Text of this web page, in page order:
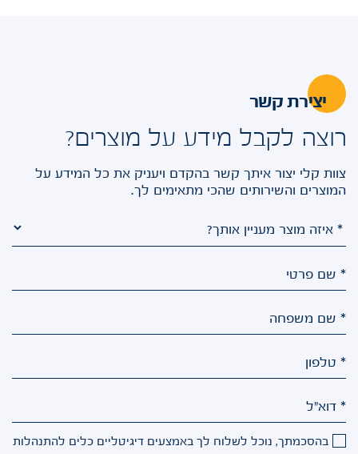
יצירת קשר
רוצה לקבל מידע על מוצרים?
צוות קלי יצור איתך קשר בהקדם ויעניק את כל המידע על
המוצרים והשירותים שהכי מתאימים לך.
* שם פרטי
* שם משפחה
* טלפון
* דוא"ל
בהסכמתך, נוכל לשלוח לך באמצעים דיגיטליים כלים להתנהלות